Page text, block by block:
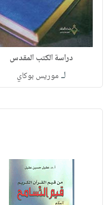
دراسة الكتب المقدس
لـ موريس بوكاي